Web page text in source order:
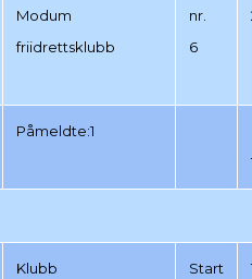
Modum
friidrettsklubb
nr.
6
Påmeldte:1
Klubb
Start